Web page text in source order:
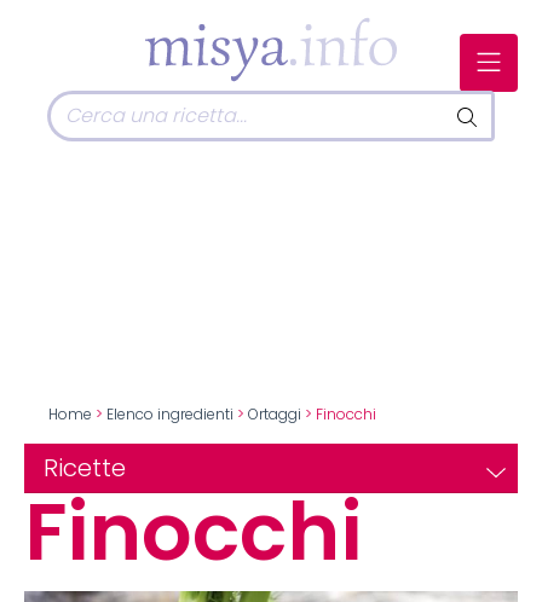
Home > Elenco ingredienti > Ortaggi > Finocchi
Ricette
Finocchi